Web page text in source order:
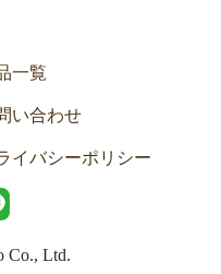
一覧
い合わせ
イバシーポリシー
Co., Ltd.